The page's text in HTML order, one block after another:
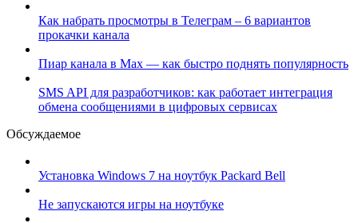
Как набрать просмотры в Телеграм – 6 вариантов
прокачки канала
Пиар канала в Max — как быстро поднять популярность
SMS API для разработчиков: как работает интеграция
обмена сообщениями в цифровых сервисах
Обсуждаемое
Установка Windows 7 на ноутбук Packard Bell
Не запускаются игры на ноутбуке